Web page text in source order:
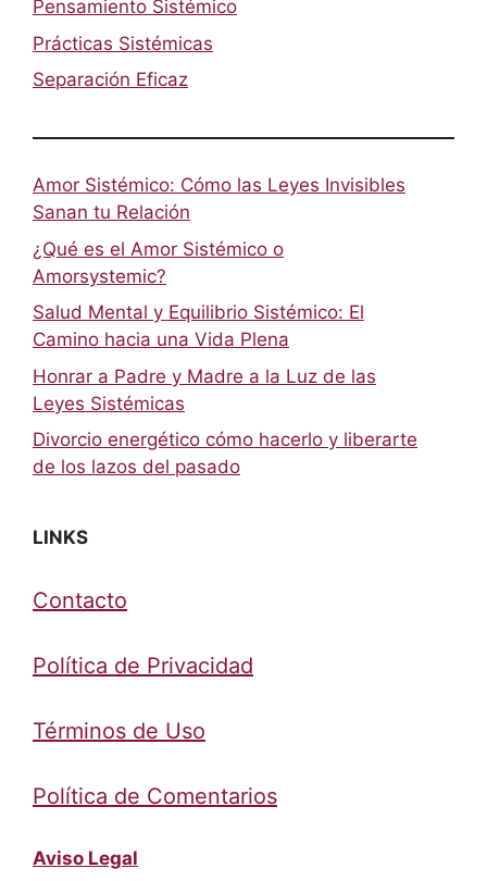
Pensamiento Sistémico
Prácticas Sistémicas
Separación Eficaz
Amor Sistémico: Cómo las Leyes Invisibles
Sanan tu Relación
¿Qué es el Amor Sistémico o
Amorsystemic?
Salud Mental y Equilibrio Sistémico: El
Camino hacia una Vida Plena
Honrar a Padre y Madre a la Luz de las
Leyes Sistémicas
Divorcio energético cómo hacerlo y liberarte
de los lazos del pasado
LINKS
Contacto
Política de Privacidad
Términos de Uso
Política de Comentarios
Aviso Legal